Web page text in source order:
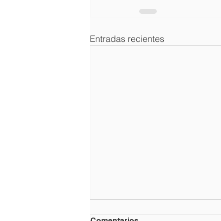
Entradas recientes